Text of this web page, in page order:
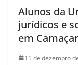
Alunos da
jurídicos e
em
11 de dezembro